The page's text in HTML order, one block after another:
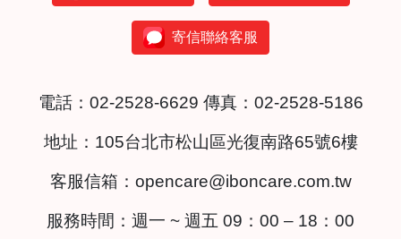
寄信聯絡客服
電話： 02-2528-6629 傳真：02-2528-5186
地址： 105台北市松山區光復南路65號6樓
客服信箱： opencare@iboncare.com.tw
服務時間：週一 ~ 週五 09：00 – 18：00